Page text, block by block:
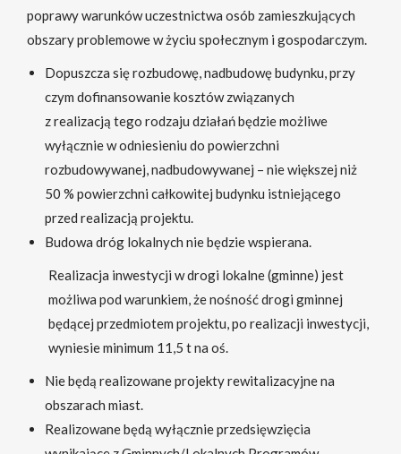
poprawy warunków uczestnictwa osób zamieszkujących
obszary problemowe w życiu społecznym i gospodarczym.
Dopuszcza się rozbudowę, nadbudowę budynku, przy
czym dofinansowanie kosztów związanych
z realizacją tego rodzaju działań będzie możliwe
wyłącznie w odniesieniu do powierzchni
rozbudowywanej, nadbudowywanej – nie większej niż
50 % powierzchni całkowitej budynku istniejącego
przed realizacją projektu.
Budowa dróg lokalnych nie będzie wspierana.
Realizacja inwestycji w drogi lokalne (gminne) jest
możliwa pod warunkiem, że nośność drogi gminnej
będącej przedmiotem projektu, po realizacji inwestycji,
wyniesie minimum 11,5 t na oś.
Nie będą realizowane projekty rewitalizacyjne na
obszarach miast.
Realizowane będą wyłącznie przedsięwzięcia